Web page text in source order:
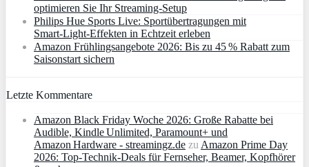
optimieren Sie Ihr Streaming-Setup
Philips Hue Sports Live: Sportübertragungen mit
Smart‑Light‑Effekten in Echtzeit erleben
Amazon Frühlingsangebote 2026: Bis zu 45 % Rabatt zum
Saisonstart sichern
Letzte Kommentare
Amazon Black Friday Woche 2026: Große Rabatte bei
Audible, Kindle Unlimited, Paramount+ und
Amazon Hardware - streamingz.de zuAmazon Prime Day
2026: Top-Technik-Deals für Fernseher, Beamer, Kopfhörer